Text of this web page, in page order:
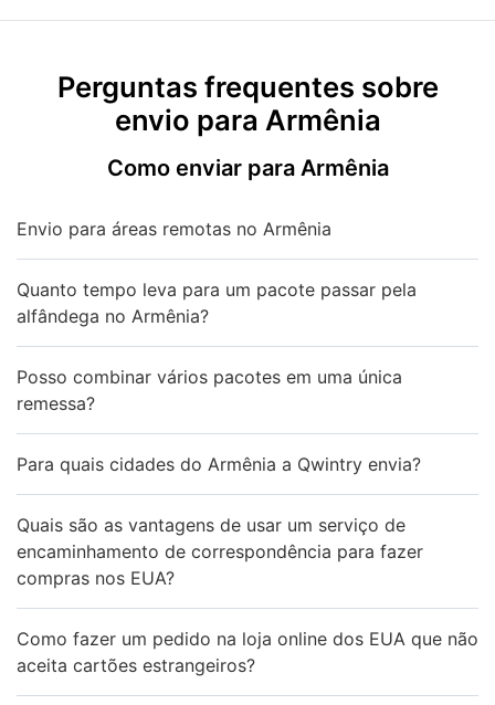
Perguntas frequentes sobre
envio para Armênia
Como enviar para Armênia
Envio para áreas remotas no Armênia
Quanto tempo leva para um pacote passar pela
alfândega no Armênia?
Posso combinar vários pacotes em uma única
remessa?
Para quais cidades do Armênia a Qwintry envia?
Quais são as vantagens de usar um serviço de
encaminhamento de correspondência para fazer
compras nos EUA?
Como fazer um pedido na loja online dos EUA que não
aceita cartões estrangeiros?